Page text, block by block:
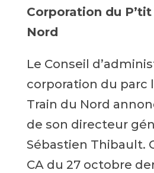
Corporation du
Nord
Le Conseil
corporation du parc
Train du Nord
de son directeur
Sébastien Thibault.
CA du 27 octobre